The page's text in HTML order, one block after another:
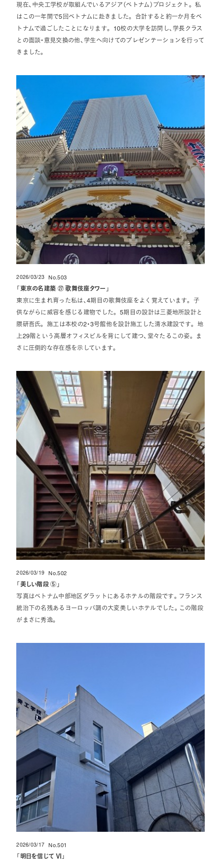
現在、中央工学校が取組んでいるアジア（ベトナム）プロジェクト。 私
はこの一年間で5回ベトナムに赴きました。 合計すると約一か月をベ
トナムで過ごしたことになります。 10校の大学を訪問し、学長クラス
との面談・意見交換の他、学生へ向けてのプレゼンテーションを行って
きました。
「 東京の名建築 ㉗ 歌舞伎座タワー 」
東京に生まれ育った私は、4期目の歌舞伎座をよく覚えています。 子
供ながらに威容を感じる建物でした。 5期目の設計は三菱地所設計と
隈研吾氏。 施工は本校の2・3号館他を設計施工した清水建設です。 地
上29階という高層オフィスビルを背にして建つ、堂々たるこの姿。 ま
さに圧倒的な存在感を示しています。
2026/03/23 No.503
「 美しい階段 ⑤ 」
写真はベトナム中部地区ダラットにあるホテルの階段です。フランス
統治下の名残あるヨーロッパ調の大変美しいホテルでした。この階段
がまさに秀逸。
2026/03/19 No.502
「 明日を信じて Ⅵ 」
2026/03/17 No.501